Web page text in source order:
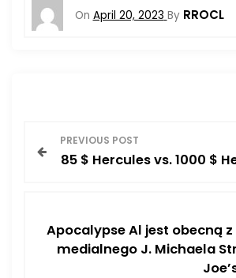
On April 20, 2023 By RROCL
PREVIOUS POST
85 $ Hercules vs. 1000 $
Apocalypse Al jest obecną
medialnego J. Michaela